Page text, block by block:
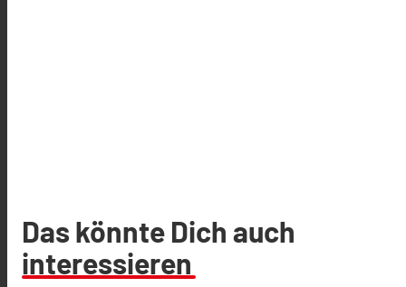
Das könnte Dich auch
interessieren